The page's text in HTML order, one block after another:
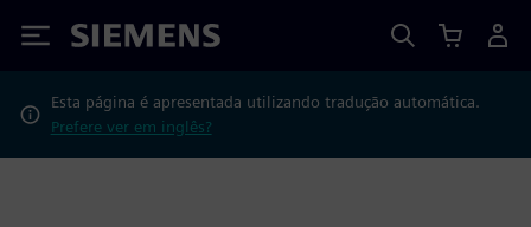
Siemens
Esta página é apresentada utilizando tradução automática.
Prefere ver em inglês?